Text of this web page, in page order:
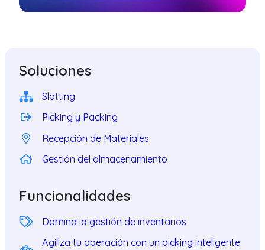
Soluciones
Slotting
Picking y Packing
Recepción de Materiales
Gestión del almacenamiento
Funcionalidades
Domina la gestión de inventarios
Agiliza tu operación con un picking inteligente